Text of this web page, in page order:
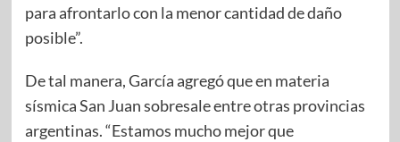
para afrontarlo con la menor cantidad de daño
posible”.
De tal manera, García agregó que en materia
sísmica San Juan sobresale entre otras provincias
argentinas. “Estamos mucho mejor que